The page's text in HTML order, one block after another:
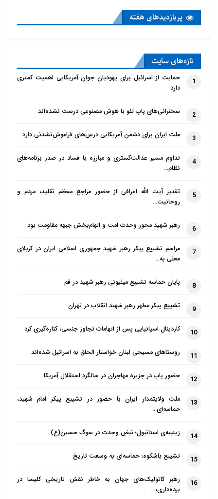
پربازدید‌های هفته
تازه‌‌های سایت
1
حمایت از اسرائیل برای یهودیان جوان آمریکایی اهمیت کمتری
دارد
2 سخنرانی‌های پاپ لئو با هوش مصنوعی درست نشده‌اند
3 ملت ایران برای دشمن آمریکایی درس‌های فراموش‌نشدنی دارد
4
تداوم مسیر عدالت‌گستری و مبارزه با فساد در صدر برنامه‌های
نظام…
5
تقدیر آیت الله اعرافی از حضور مراجع معظم تقلید، مردم و
روحانیت…
6 رهبر شهید محور وحدت امت و الهام‌بخش جبهه مقاومت بود
7
مراسم تشییع پیکر رهبر شهید جمهوری اسلامی ایران در کربلای
معلی به…
8 پایان حماسه تشییع میلیونی رهبر شهید در قم
9 تشییع پیکر مطهر رهبر شهید انقلاب در تهران
10 کاردینال اسپانیایی پس از اتهامات تجاوز جنسی، کناره‌گیری کرد
11 روستاهای مسیحی لبنان خواستار الحاق به اسرائیل شده‌اند
12 حضور پاپ در جزیره مهاجران در سالگرد استقلال آمریکا
13
ملت ولایتمدار ایران با حضور در تشییع پیکر امام شهید،
حماسه‌ای…
14 زینبیه‌ی استانبول؛ نبضِ وحدت در سوگِ حسین(ع)
15 تشییع باشکوه؛ حماسه‌ای به وسعت تاریخ
16
رهبر کاتولیک‌های جهان به خاطر نقش تاریخی کلیسا در
برده‌داری،…